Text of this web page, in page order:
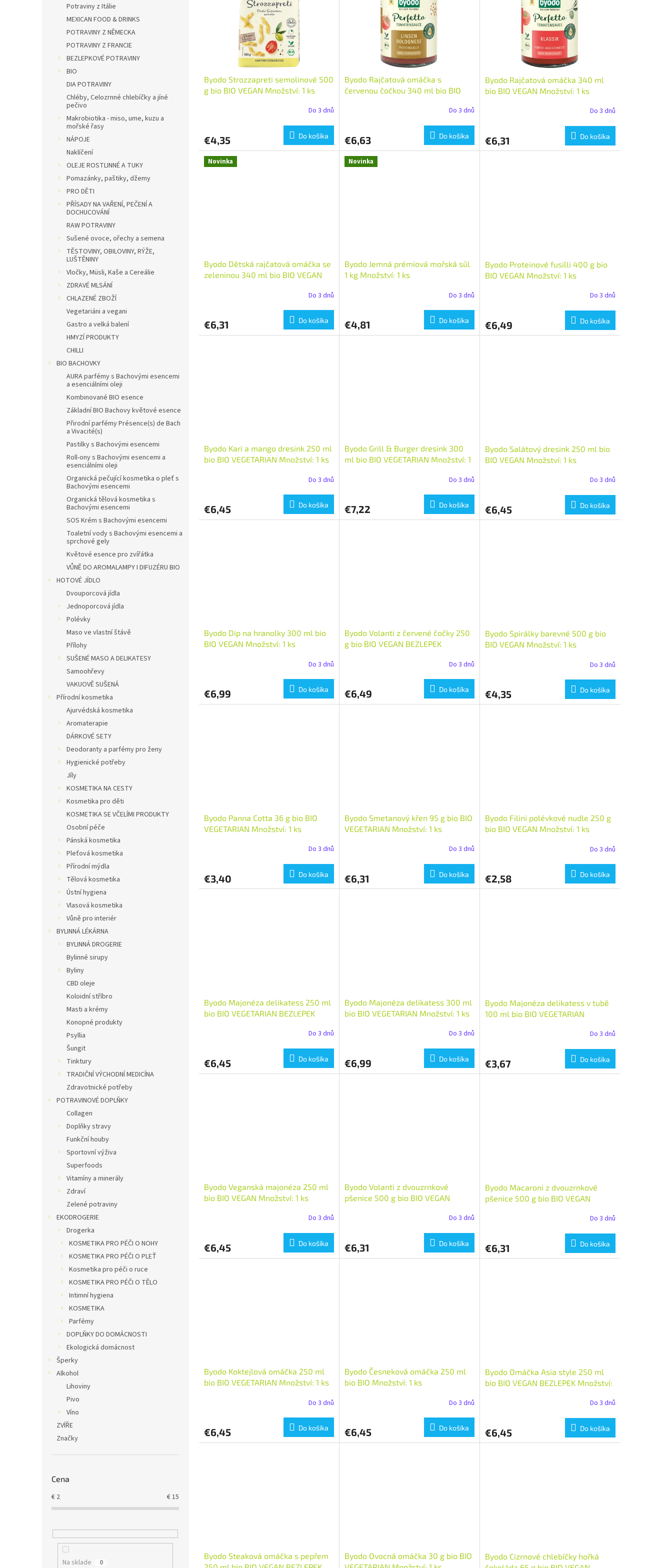
Potraviny z Itálie
MEXICAN FOOD & DRINKS
POTRAVINY Z NĚMECKA
POTRAVINY Z FRANCIE
BEZLEPKOVÉ POTRAVINY
BIO
DIA POTRAVINY
Chléby, Celozrnné chlebíčky a jíné
pečivo
Makrobiotika - miso, ume, kuzu a
mořské řasy
NÁPOJE
Naklíčení
OLEJE ROSTLINNÉ A TUKY
Pomazánky, paštiky, džemy
PRO DĚTI
PŘÍSADY NA VAŘENÍ, PEČENÍ A
DOCHUCOVÁNÍ
RAW POTRAVINY
Sušené ovoce, ořechy a semena
TĚSTOVINY, OBILOVINY, RÝŽE,
LUŠTĚNINY
Vločky, Müsli, Kaše a Cereálie
ZDRAVÉ MLSÁNÍ
CHLAZENÉ ZBOŽÍ
Vegetariáni a vegani
Gastro a velká balení
HMYZÍ PRODUKTY
CHILLI
BIO BACHOVKY
AURA parfémy s Bachovými esencemi
a esenciálními oleji
Kombinované BIO esence
Základní BIO Bachovy květové esence
Přirodní parfémy Présence(s) de Bach
a Vivacité(s)
Pastilky s Bachovými esencemi
Roll-ony s Bachovými esencemi a
esenciálními oleji
Organická pečující kosmetika o pleť s
Bachovými esencemi
Organická tělová kosmetika s
Bachovými esencemi
SOS Krém s Bachovými esencemi
Toaletní vody s Bachovými esencemi a
sprchové gely
Květové esence pro zvířátka
VŮNĚ DO AROMALAMPY I DIFUZÉRU BIO
HOTOVÉ JÍDLO
Dvouporcová jídla
Jednoporcová jídla
Polévky
Maso ve vlastní štávě
Přílohy
SUŠENÉ MASO A DELIKATESY
Samoohřevy
VAKUOVĚ SUŠENÁ
Přírodní kosmetika
Ajurvédská kosmetika
Aromaterapie
DÁRKOVÉ SETY
Deodoranty a parfémy pro ženy
Hygienické potřeby
Jíly
KOSMETIKA NA CESTY
Kosmetika pro děti
KOSMETIKA SE VČELÍMI PRODUKTY
Osobní péče
Pánská kosmetika
Pleťová kosmetika
Přírodní mýdla
Tělová kosmetika
Ústní hygiena
Vlasová kosmetika
Vůně pro interiér
BYLINNÁ LÉKÁRNA
BYLINNÁ DROGERIE
Bylinné sirupy
Byliny
CBD oleje
Koloidní stříbro
Masti a krémy
Konopné produkty
Psyllia
Šungit
Tinktury
TRADIČNÍ VÝCHODNÍ MEDICÍNA
Zdravotnické potřeby
POTRAVINOVÉ DOPLŇKY
Collagen
Doplňky stravy
Funkční houby
Sportovní výživa
Superfoods
Vitamíny a minerály
Zdraví
Zelené potraviny
EKODROGERIE
Drogerka
KOSMETIKA PRO PÉČI O NOHY
KOSMETIKA PRO PÉČI O PLEŤ
Kosmetika pro péči o ruce
KOSMETIKA PRO PÉČI O TĚLO
Intimní hygiena
KOSMETIKA
Parfémy
DOPLŇKY DO DOMÁCNOSTI
Ekologická domácnost
Šperky
Alkohol
Lihoviny
Pivo
Víno
ZVÍŘE
Značky
Cena
€ 2 €15
Na sklade 0
Byodo Strozzapreti semolinové 500
g bio BIO VEGAN Množství: 1 ks
Do 3 dnů
€4,35 Do košíka
Byodo Rajčatová omáčka s
červenou čočkou 340 ml bio BIO
Do 3 dnů
€6,63 Do košíka
Byodo Rajčatová omáčka 340 ml
bio BIO VEGAN Množství: 1 ks
Do 3 dnů
€6,31 Do košíka
Novinka
Byodo Dětská rajčatová omáčka se
zeleninou 340 ml bio BIO VEGAN
Do 3 dnů
€6,31 Do košíka
Novinka
Byodo Jemná prémiová mořská sůl
1 kg Množství: 1 ks
Do 3 dnů
€4,81 Do košíka
Byodo Proteinové fusilli 400 g bio
BIO VEGAN Množství: 1 ks
Do 3 dnů
€6,49 Do košíka
Byodo Kari a mango dresink 250 ml
bio BIO VEGETARIAN Množství: 1 ks
Do 3 dnů
€6,45 Do košíka
Byodo Grill & Burger dresink 300
ml bio BIO VEGETARIAN Množství: 1
Do 3 dnů
€7,22 Do košíka
Byodo Salátový dresink 250 ml bio
BIO VEGAN Množství: 1 ks
Do 3 dnů
€6,45 Do košíka
Byodo Dip na hranolky 300 ml bio
BIO VEGAN Množství: 1 ks
Do 3 dnů
€6,99 Do košíka
Byodo Volanti z červené čočky 250
g bio BIO VEGAN BEZLEPEK
Do 3 dnů
€6,49 Do košíka
Byodo Spirálky barevné 500 g bio
BIO VEGAN Množství: 1 ks
Do 3 dnů
€4,35 Do košíka
Byodo Panna Cotta 36 g bio BIO
VEGETARIAN Množství: 1 ks
Do 3 dnů
€3,40 Do košíka
Byodo Smetanový křen 95 g bio BIO
VEGETARIAN Množství: 1 ks
Do 3 dnů
€6,31 Do košíka
Byodo Filini polévkové nudle 250 g
bio BIO VEGAN Množství: 1 ks
Do 3 dnů
€2,58 Do košíka
Byodo Majonéza delikatess 250 ml
bio BIO VEGETARIAN BEZLEPEK
Do 3 dnů
€6,45 Do košíka
Byodo Majonéza delikatess 300 ml
bio BIO VEGETARIAN Množství: 1 ks
Do 3 dnů
€6,99 Do košíka
Byodo Majonéza delikatess v tubě
100 ml bio BIO VEGETARIAN
Do 3 dnů
€3,67 Do košíka
Byodo Veganská majonéza 250 ml
bio BIO VEGAN Množství: 1 ks
Do 3 dnů
€6,45 Do košíka
Byodo Volanti z dvouzrnkové
pšenice 500 g bio BIO VEGAN
Do 3 dnů
€6,31 Do košíka
Byodo Macaroni z dvouzrnkové
pšenice 500 g bio BIO VEGAN
Do 3 dnů
€6,31 Do košíka
Byodo Koktejlová omáčka 250 ml
bio BIO VEGETARIAN Množství: 1 ks
Do 3 dnů
€6,45 Do košíka
Byodo Česneková omáčka 250 ml
bio BIO Množství: 1 ks
Do 3 dnů
€6,45 Do košíka
Byodo Omáčka Asia style 250 ml
bio BIO VEGAN BEZLEPEK Množství:
Do 3 dnů
€6,45 Do košíka
Byodo Steaková omáčka s pepřem
Byodo Ovocná omáčka 30 g bio BIO
Byodo Cizrnové chlebíčky hořká